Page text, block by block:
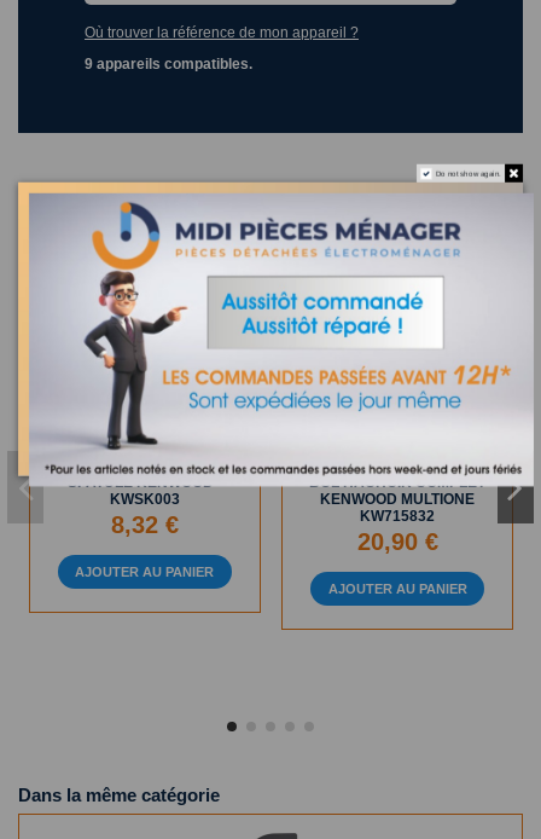
Où trouver la référence de mon appareil ?
9 appareils compatibles.
Les clients qui ont acheté ce produit ont également acheté :
En Stock
KWSK003
8,32 €
AJOUTER AU PANIER
BOL HACHOIR COMPLET
KENWOOD MULTIONE
KW715832
20,90 €
AJOUTER AU PANIER
Dans la même catégorie
Do not show again.